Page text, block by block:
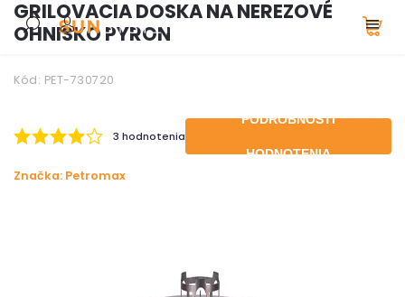
GRILOVACIA DOSKA NA NEREZOVÉ
OHNISKO PYRON
Kód: PET-730720
3 hodnotenia
PODROBNOSTI
HODNOTENIA
Značka: Petromax